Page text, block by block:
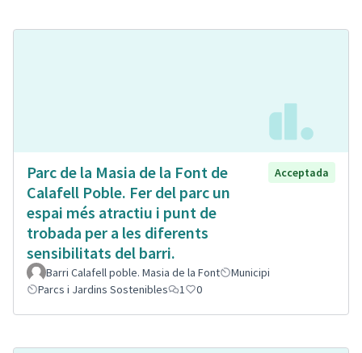
Parc de la Masia de la Font de
Calafell Poble. Fer del parc un
espai més atractiu i punt de
trobada per a les diferents
sensibilitats del barri.
Acceptada
Barri Calafell poble. Masia de la Font
Municipi
Parcs i Jardins Sostenibles
1 0